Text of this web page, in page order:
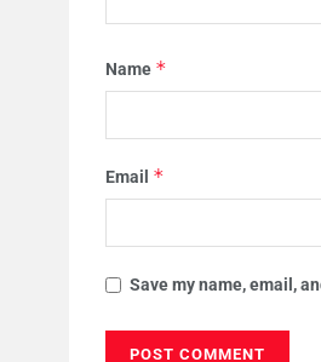
Name *
Email *
Save my name, email,